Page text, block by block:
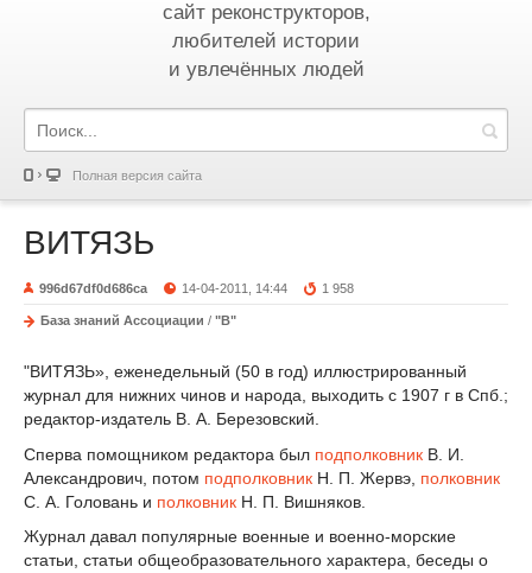
сайт реконструкторов,
любителей истории
и увлечённых людей
Полная версия сайта
ВИТЯЗЬ
996d67df0d686ca 14-04-2011, 14:44 1 958
База знаний Ассоциации / "В"
"ВИТЯЗЬ», еженедельный (50 в год) иллюстрированный
журнал для нижних чинов и народа, выходить с 1907 г в Спб.;
редактор-издатель В. А. Березовский.
Сперва помощником редактора был подполковник В. И.
Александрович, потом подполковник Н. П. Жервэ, полковник
С. А. Головань и полковник Н. П. Вишняков.
Журнал давал популярные военные и военно-морские
статьи, статьи общеобразовательного характера, беседы о